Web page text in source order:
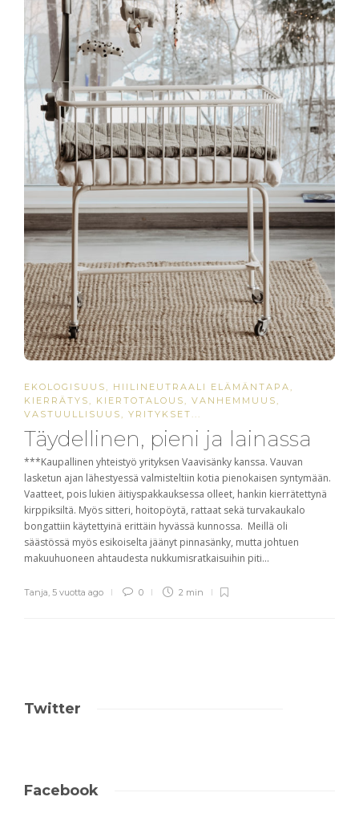
EKOLOGISUUS, HIILINEUTRAALI ELÄMÄNTAPA,
KIERRÄTYS, KIERTOTALOUS, VANHEMMUUS,
VASTUULLISUUS, YRITYKSET...
Täydellinen, pieni ja lainassa
***Kaupallinen yhteistyö yrityksen Vaavisänky kanssa. Vauvan
lasketun ajan lähestyessä valmisteltiin kotia pienokaisen syntymään.
Vaatteet, pois lukien äitiyspakkauksessa olleet, hankin kierrätettynä
kirppiksiltä. Myös sitteri, hoitopöytä, rattaat sekä turvakaukalo
bongattiin käytettyinä erittäin hyvässä kunnossa. Meillä oli
säästössä myös esikoiselta jäänyt pinnasänky, mutta johtuen
makuuhuoneen ahtaudesta nukkumisratkaisuihin piti...
Tanja, 5 vuotta ago 0 2 min
Twitter
Facebook